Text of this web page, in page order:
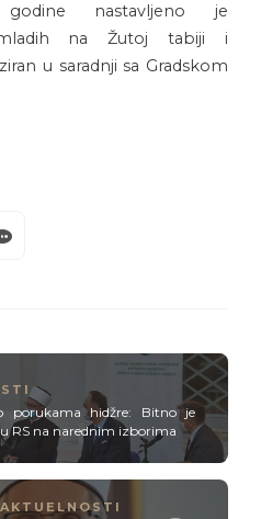
godine nastavljeno je
na Žutoj tabiji i
u saradnji sa Gradskom
porukama hidžre: Bitno je
RS na narednim izborima
AKTUELNOSTI